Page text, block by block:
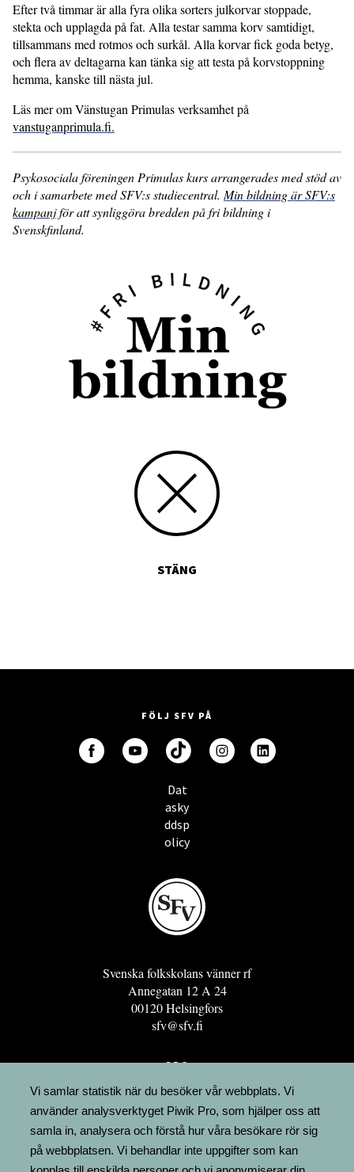
Efter två timmar är alla fyra olika sorters julkorvar stoppade,
stekta och upplagda på fat. Alla testar samma korv samtidigt,
tillsammans med rotmos och surkål. Alla korvar fick goda betyg,
och flera av deltagarna kan tänka sig att testa på korvstoppning
hemma, kanske till nästa jul.
Läs mer om Vänstugan Primulas verksamhet på
vanstuganprimula.fi.
Psykosociala föreningen Primulas kurs arrangerades med stöd av
och i samarbete med SFV:s studiecentral.Min bildning är SFV:s
kampanjför att synliggöra bredden på fri bildning i
Svenskfinland.
STÄNG
FÖLJ SFV PÅ
Dat
asky
ddsp
olicy
Svenska folkskolans vänner rf
Annegatan 12 A 24
00120 Helsingfors
sfv@sfv.fi
GRO
FÖRENINGSRESURSEN
MINNESRUNOR.FI
UPPSLAGSVERKET FINLAND
LÄGENHETER
Vi samlar statistik när du besöker vår webbplats. Vi
använder analysverktyget Piwik Pro, som hjälper oss att
samla in, analysera och förstå hur våra besökare rör sig
på webbplatsen. Vi behandlar inte uppgifter som kan